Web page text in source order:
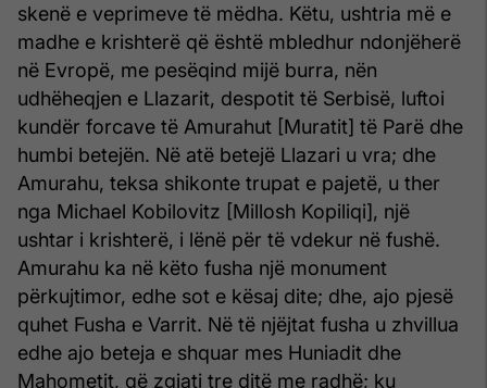
skenë e veprimeve të mëdha. Këtu, ushtria më e
madhe e krishterë që është mbledhur ndonjëherë
në Evropë, me pesëqind mijë burra, nën
udhëheqjen e Llazarit, despotit të Serbisë, luftoi
kundër forcave të Amurahut [Muratit] të Parë dhe
humbi betejën. Në atë betejë Llazari u vra; dhe
Amurahu, teksa shikonte trupat e pajetë, u ther
nga Michael Kobilovitz [Millosh Kopiliqi], një
ushtar i krishterë, i lënë për të vdekur në fushë.
Amurahu ka në këto fusha një monument
përkujtimor, edhe sot e kësaj dite; dhe, ajo pjesë
quhet Fusha e Varrit. Në të njëjtat fusha u zhvillua
edhe ajo beteja e shquar mes Huniadit dhe
Mahometit, që zgjati tre ditë me radhë; ku